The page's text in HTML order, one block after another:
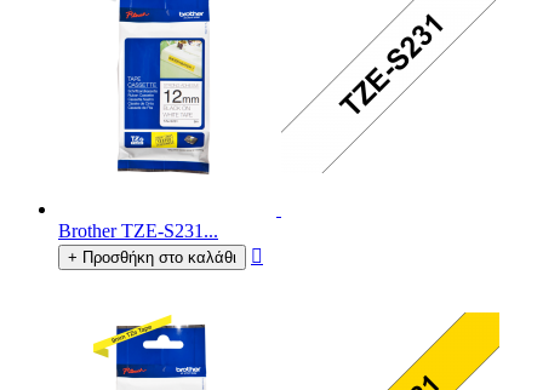
Brother TZE-S231...
+ Προσθήκη στο καλάθι 